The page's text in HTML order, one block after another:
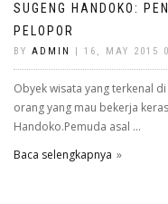
SUGENG HANDOKO:
PELOPOR
BY ADMIN | 16, MAY 2015
Obyek wisata yang terkenal
orang yang mau bekerja
Handoko.Pemuda asal ...
Baca selengkapnya